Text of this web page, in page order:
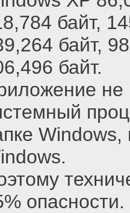
байт,
байт,
байт.
не
опасности.